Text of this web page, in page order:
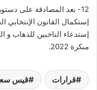
إستكمال القانون الإنتخابي
إستدعاء الناخبين للذهاب و
مبكرة 2022.
قرارات قيس